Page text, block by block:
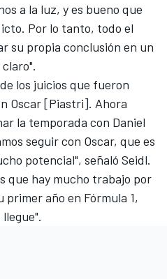
a la luz, y es bueno que
Por lo tanto, todo el
su propia conclusión en un
los juicios que fueron
Oscar [Piastri]. Ahora
la temporada con Daniel
seguir con Oscar, que es
potencial", señaló Seidl.
que hay mucho trabajo por
primer año en Fórmula 1,